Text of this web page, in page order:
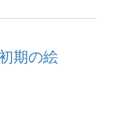
期の絵